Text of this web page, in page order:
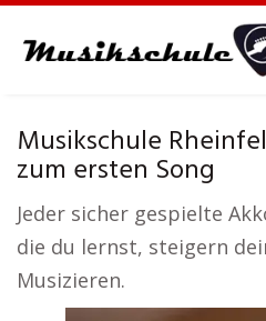
Musikschule
zum ersten Song
Jeder sicher gespielte
die du lernst, steigern
Musizieren.